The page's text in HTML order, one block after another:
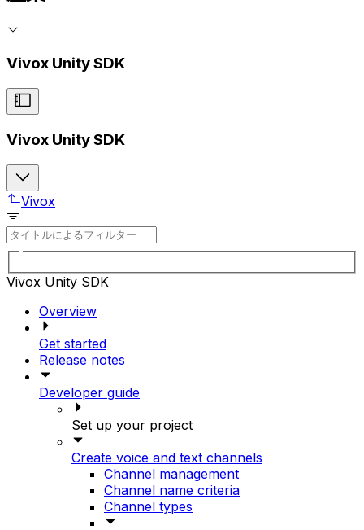
Vivox Unity SDK
Vivox Unity SDK
Vivox
Vivox Unity SDK
Overview
Get started
Release notes
Developer guide
Set up your project
Create voice and text channels
Channel management
Channel name criteria
Channel types